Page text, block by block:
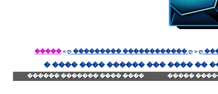
ღ ��������� ������������ ღ > ღ
>
�����
���� ���������� ������ ����
�������
���� ���� ������� ������